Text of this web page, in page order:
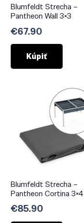
Blumfeldt Strecha –
Pantheon Wall 3×3
€67.90
Kúpiť
Blumfeldt Strecha –
Pantheon Cortina 3×4
€85.90